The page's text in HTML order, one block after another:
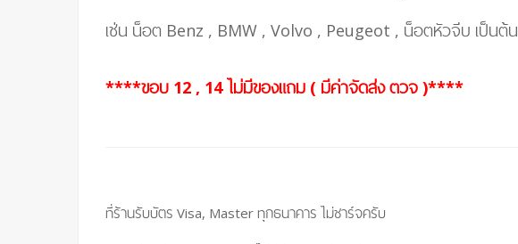
เช่น น็อต Benz , BMW , Volvo , Peugeot , น็อตหัวจีบ เป็นต้น
****ขอบ 12 , 14 ไม่มีของแถม ( มีค่าจัดส่ง ตวจ )****
ที่ร้านรับบัตร Visa, Master ทุกธนาคาร ไม่ชาร์จครับ